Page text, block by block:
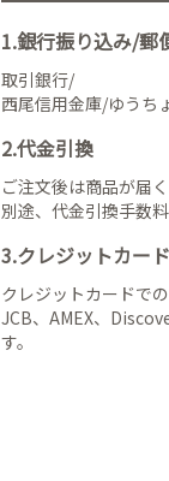
1.銀行振り込み/郵
取引銀行/
西尾信用金庫/ゆう
2.代金引換
ご注文後は商品が届
別途、代金引換手数
3.クレジットカー
クレジットカードでの
JCB、AMEX、
す。